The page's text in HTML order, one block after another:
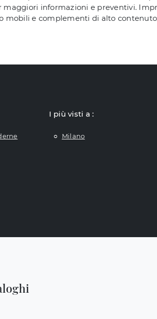
informazioni e preventivi.
mobili e complementi di alto
I più visti a :
Milano